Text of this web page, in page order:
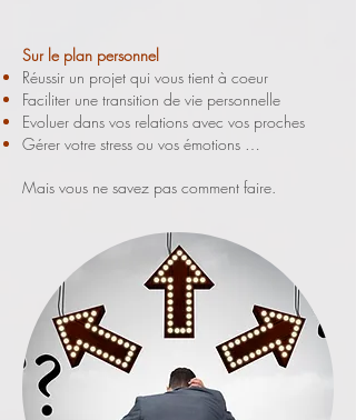
Sur le plan personnel
Réussir un projet qui vous tient à coeur
Faciliter une transition de vie personnelle
Evoluer dans vos relations avec vos proches
Gérer votre stress ou vos émotions …
Mais vous ne savez pas comment faire.